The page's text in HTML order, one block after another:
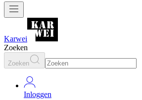
Karwei
Zoeken
Zoeken
Inloggen